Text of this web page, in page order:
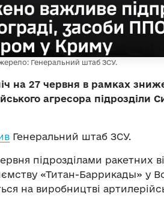
Генеральний штаб ЗСУ.
на 27 червня в рамках
агресора підрозділи
Генеральний штаб ЗСУ.
підрозділами ракетних
«Титан-Баррикады» у
на виробництві